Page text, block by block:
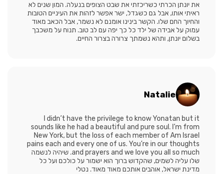
את יונתן הכרתי כשריכזתי את שבט הצופים בנעלה. המון שנים לא
ראיתי אותו, אבל גם כשגדל, ישר אפשר לזהות את העיניים הטובות
והחיוך החם שלו. הקשר בינינו אומנם לא נשמר, אבל הכאב מאוד
עמוק על אבידה של ילד כל כך יפה עם לב טוב. תנוח על משכבך
בשלום יונתן, ותהא נשמתך צרורה בצרור החיים.
Natalie
I didn’t have the privilege to know Yonatan but it
sounds like he had a beautiful and pure soul. I’m from
New York, but the loss of each member of Am Israel
pains each and every one of us. You’re in our thoughts
and prayers and we love you all so much. שיהיה לנשמה
שלו עליה לשמים, שהקדוש ברוך הוא ישמור על כולכם ועל כל
מדינת ישראל, אוהבים אותכם מאוד מאוד. נטלי